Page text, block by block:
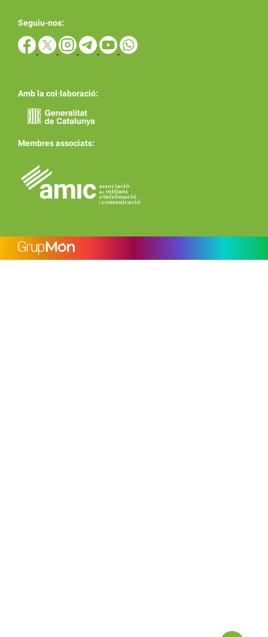
Seguiu-nos:
Amb la col·laboració:
Membres associats: